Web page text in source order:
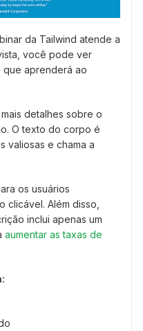
da Tailwind atende a
você pode ver
que aprenderá ao
detalhes sobre o
O texto do corpo é
valiosas e chama a
os usuários
clicável. Além disso,
inclui apenas um
aumentar as taxas de